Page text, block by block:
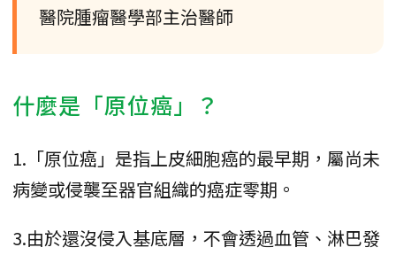
醫院腫瘤醫學部主治醫師
什麼是「原位癌」？
1.「原位癌」是指上皮細胞癌的最早期，屬尚未
病變或侵襲至器官組織的癌症零期。
3.由於還沒侵入基底層，不會透過血管、淋巴發